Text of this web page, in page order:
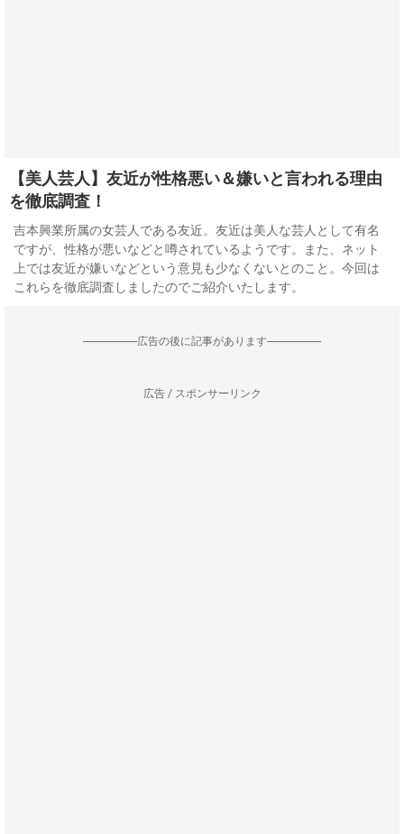
【美人芸人】友近が性格悪い＆嫌いと言われる理由
を徹底調査！
吉本興業所属の女芸人である友近。友近は美人な芸人として有名
ですが、性格が悪いなどと噂されているようです。また、ネット
上では友近が嫌いなどという意見も少なくないとのこと。今回は
これらを徹底調査しましたのでご紹介いたします。
--------------------広告の後に記事があります--------------------
広告 / スポンサーリンク